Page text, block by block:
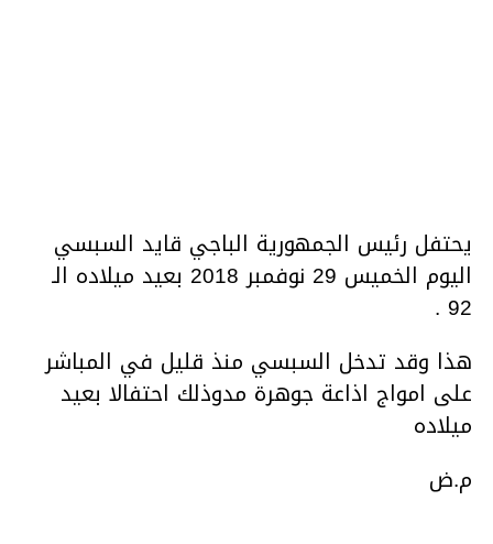
يحتفل رئيس الجمهورية الباجي قايد السبسي
اليوم الخميس 29 نوفمبر 2018 بعيد ميلاده الـ
92 .
هذا وقد تدخل السبسي منذ قليل في المباشر
على امواج اذاعة جوهرة مدوذلك احتفالا بعيد
ميلاده
م.ض